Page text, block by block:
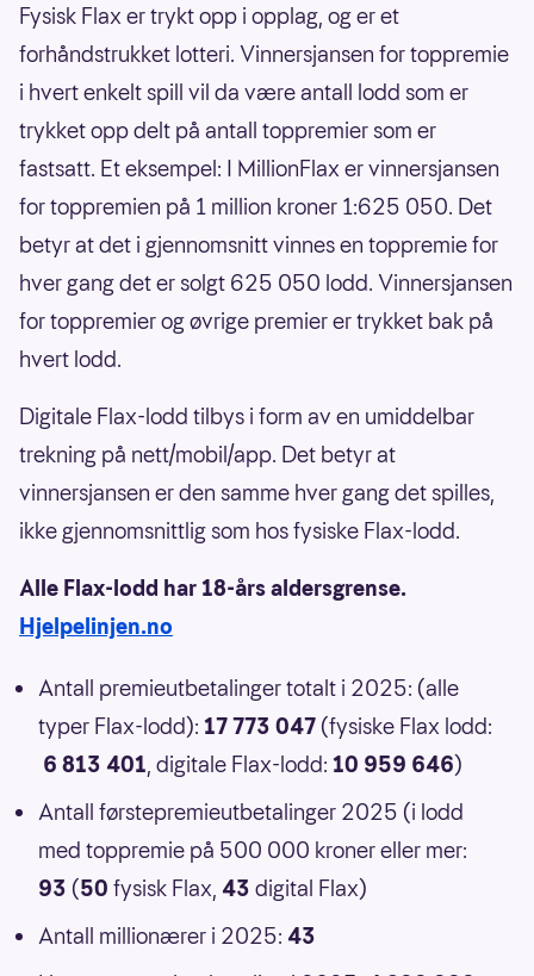
Fysisk Flax er trykt opp i opplag, og er et
forhåndstrukket lotteri. Vinnersjansen for toppremie
i hvert enkelt spill vil da være antall lodd som er
trykket opp delt på antall toppremier som er
fastsatt. Et eksempel: I MillionFlax er vinnersjansen
for toppremien på 1 million kroner 1:625 050. Det
betyr at det i gjennomsnitt vinnes en toppremie for
hver gang det er solgt 625 050 lodd. Vinnersjansen
for toppremier og øvrige premier er trykket bak på
hvert lodd.
Digitale Flax-lodd tilbys i form av en umiddelbar
trekning på nett/mobil/app. Det betyr at
vinnersjansen er den samme hver gang det spilles,
ikke gjennomsnittlig som hos fysiske Flax-lodd.
Alle Flax-lodd har 18-års aldersgrense.
Hjelpelinjen.no
Antall premieutbetalinger totalt i 2025: (alle
typer Flax-lodd): 17 773 047 (fysiske Flax lodd:
6 813 401, digitale Flax-lodd: 10 959 646)
Antall førstepremieutbetalinger 2025 (i lodd
med toppremie på 500 000 kroner eller mer:
93 (50 fysisk Flax, 43 digital Flax)
Antall millionærer i 2025: 43